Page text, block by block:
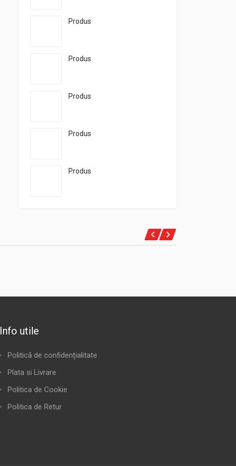
Produs
Produs
Produs
Produs
Produs
Info utile
Politică de confidențialitate
Plata si Livrare
Politica de Cookie
Politica de Retur